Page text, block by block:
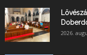
2026.